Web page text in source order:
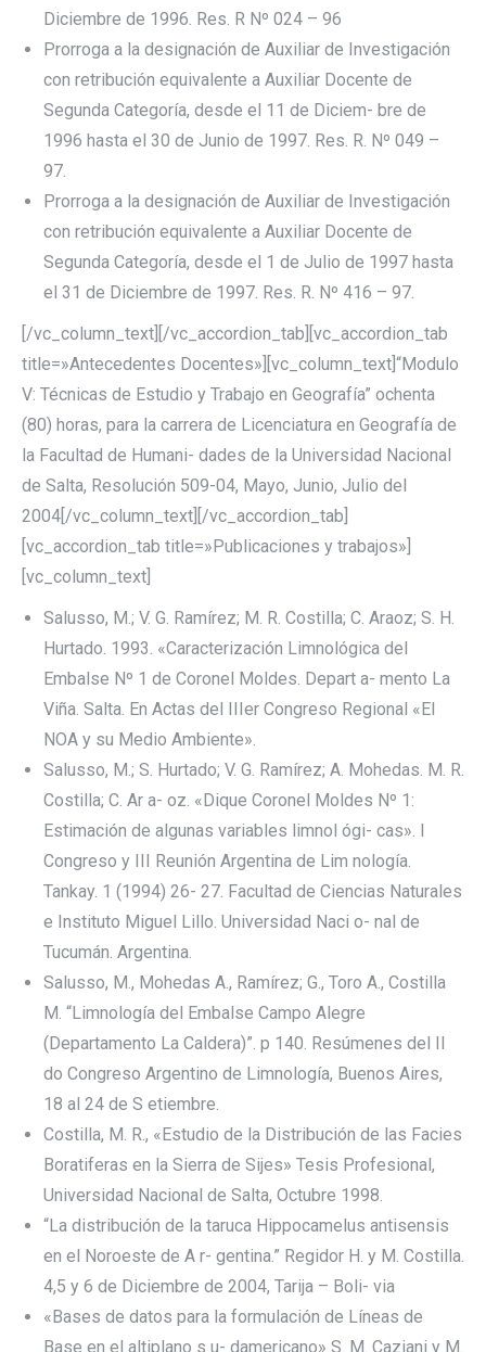
Diciembre de 1996. Res. R Nº 024 – 96
Prorroga a la designación de Auxiliar de Investigación
con retribución equivalente a Auxiliar Docente de
Segunda Categoría, desde el 11 de Diciem- bre de
1996 hasta el 30 de Junio de 1997. Res. R. Nº 049 –
97.
Prorroga a la designación de Auxiliar de Investigación
con retribución equivalente a Auxiliar Docente de
Segunda Categoría, desde el 1 de Julio de 1997 hasta
el 31 de Diciembre de 1997. Res. R. Nº 416 – 97.
[/vc_column_text][/vc_accordion_tab][vc_accordion_tab
title=»Antecedentes Docentes»][vc_column_text]“Modulo
V: Técnicas de Estudio y Trabajo en Geografía” ochenta
(80) horas, para la carrera de Licenciatura en Geografía de
la Facultad de Humani- dades de la Universidad Nacional
de Salta, Resolución 509-04, Mayo, Junio, Julio del
2004[/vc_column_text][/vc_accordion_tab]
[vc_accordion_tab title=»Publicaciones y trabajos»]
[vc_column_text]
Salusso, M.; V. G. Ramírez; M. R. Costilla; C. Araoz; S. H.
Hurtado. 1993. «Caracterización Limnológica del
Embalse Nº 1 de Coronel Moldes. Depart a- mento La
Viña. Salta. En Actas del IIIer Congreso Regional «El
NOA y su Medio Ambiente».
Salusso, M.; S. Hurtado; V. G. Ramírez; A. Mohedas. M. R.
Costilla; C. Ar a- oz. «Dique Coronel Moldes Nº 1:
Estimación de algunas variables limnol ógi- cas». I
Congreso y III Reunión Argentina de Lim nología.
Tankay. 1 (1994) 26- 27. Facultad de Ciencias Naturales
e Instituto Miguel Lillo. Universidad Naci o- nal de
Tucumán. Argentina.
Salusso, M., Mohedas A., Ramírez; G., Toro A., Costilla
M. “Limnología del Embalse Campo Alegre
(Departamento La Caldera)”. p 140. Resúmenes del II
do Congreso Argentino de Limnología, Buenos Aires,
18 al 24 de S etiembre.
Costilla, M. R., «Estudio de la Distribución de las Facies
Boratiferas en la Sierra de Sijes» Tesis Profesional,
Universidad Nacional de Salta, Octubre 1998.
“La distribución de la taruca Hippocamelus antisensis
en el Noroeste de A r- gentina.” Regidor H. y M. Costilla.
4,5 y 6 de Diciembre de 2004, Tarija – Boli- via
«Bases de datos para la formulación de Líneas de
Base en el altiplano s u- damericano» S. M. Caziani y M.